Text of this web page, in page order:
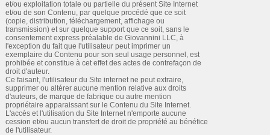
et/ou exploitation totale ou partielle du présent Site Internet
et/ou de son Contenu, par quelque procédé que ce soit
(copie, distribution, téléchargement, affichage ou
transmission) et sur quelque support que ce soit, sans le
consentement express préalable de Giovannini LLC, à
l'exception du fait que l'utilisateur peut imprimer un
exemplaire du Contenu pour son seul usage personnel, est
prohibée et constitue à cet effet des actes de contrefaçon de
droit d'auteur.
Ce faisant, l'utilisateur du Site internet ne peut extraire,
supprimer ou altérer aucune mention relative aux droits
d'auteurs, de marque de fabrique ou autre mention
propriétaire apparaissant sur le Contenu du Site Internet.
L'accès et l'utilisation du Site Internet n'emporte aucune
cession et/ou aucun transfert de droit de propriété au bénéfice
de l'utilisateur.